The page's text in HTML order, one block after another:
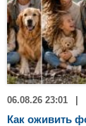
06.08.26 23:01 |
Как оживить